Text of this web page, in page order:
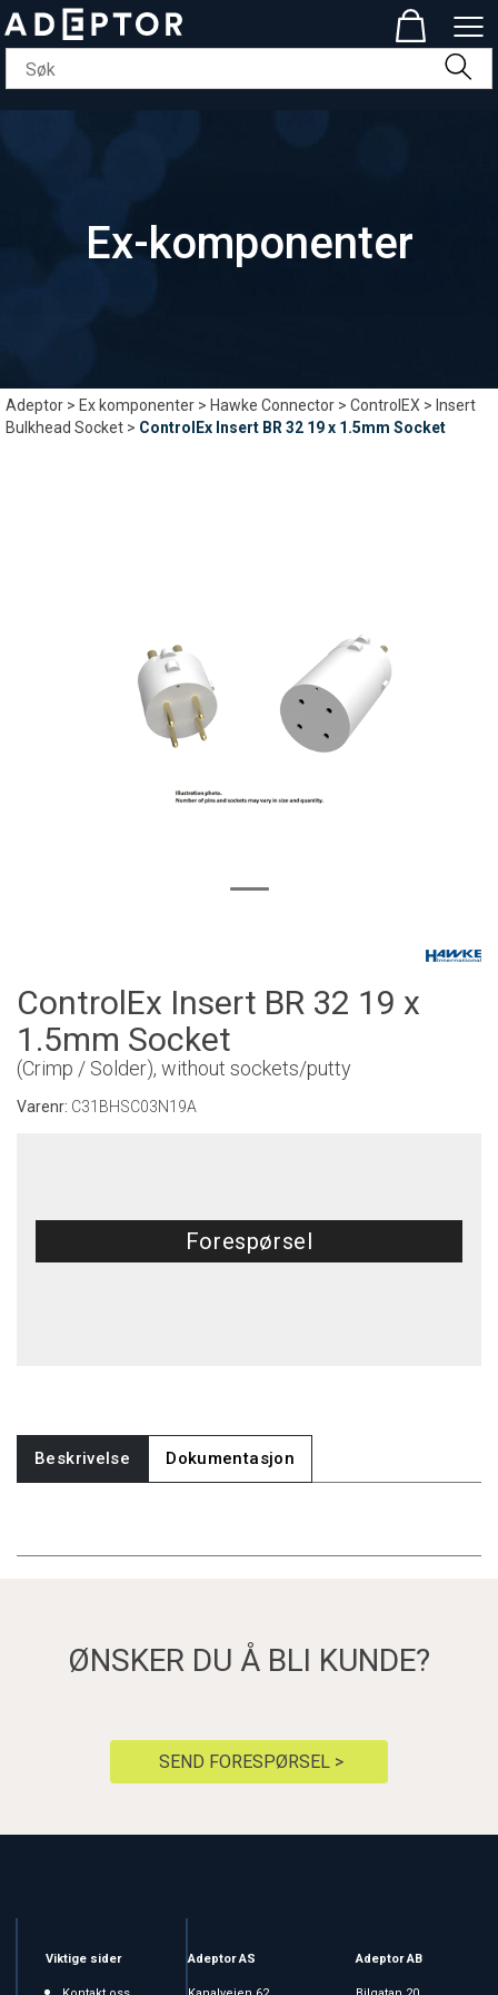
Ex-komponenter
Adeptor>Ex komponenter>Hawke Connector>ControlEX> Insert
Bulkhead Socket>ControlEx Insert BR 32 19 x 1.5mm Socket
ControlEx Insert BR 32 19 x
1.5mm Socket
(Crimp / Solder), without sockets/putty
Varenr: C31BHSC03N19A
Forespørsel
Beskrivelse Dokumentasjon
ØNSKER DU Å BLI KUNDE?
SEND FORESPØRSEL >
Viktige sider Adeptor AS Adeptor AB